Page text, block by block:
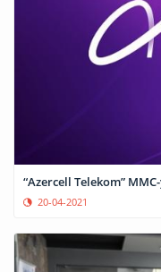
“Azercell Telekom”
20-04-2021